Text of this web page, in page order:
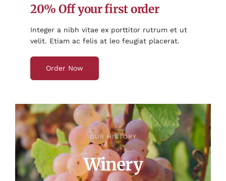
20% Off your first order
Integer a nibh vitae ex porttitor rutrum et ut
velit. Etiam ac felis at leo feugiat placerat.
Order Now
OUR HISTORY
Winery